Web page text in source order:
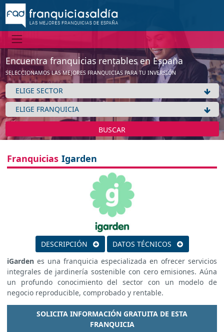
Encuentra franquicias rentables en España
SELECCIONAMOS LAS MEJORES FRANQUICIAS PARA TU INVERSIÓN
BUSCAR
Franquicias Igarden
DESCRIPCIÓN
DATOS TÉCNICOS
iGarden es una franquicia especializada en ofrecer servicios
integrales de jardinería sostenible con cero emisiones. Aúna
un profundo conocimiento del sector con un modelo de
negocio reproducible, comprobado y rentable.
SOLICITA INFORMACIÓN GRATUITA DE ESTA
FRANQUICIA